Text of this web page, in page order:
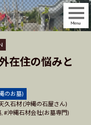
在住の悩みと
のお墓)
久石材 (沖縄の石屋さん)
, 沖縄石材会社(お墓専門)